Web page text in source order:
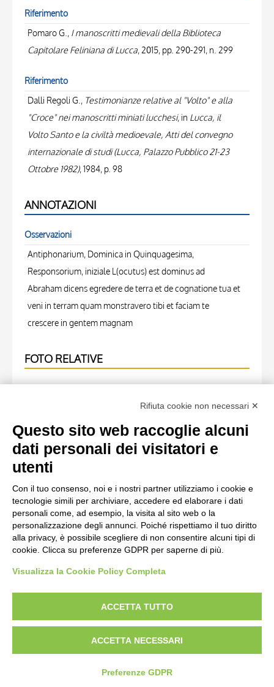
Riferimento
Pomaro G., I manoscritti medievali della Biblioteca
Capitolare Feliniana di Lucca, 2015, pp. 290-291, n. 299
Riferimento
Dalli Regoli G., Testimonianze relative al "Volto" e alla
"Croce" nei manoscritti miniati lucchesi, in Lucca, il
Volto Santo e la civiltà medioevale, Atti del convegno
internazionale di studi (Lucca, Palazzo Pubblico 21-23
Ottobre 1982), 1984, p. 98
ANNOTAZIONI
Osservazioni
Antiphonarium, Dominica in Quinquagesima,
Responsorium, iniziale L(ocutus) est dominus ad
Abraham dicens egredere de terra et de cognatione tua et
veni in terram quam monstravero tibi et faciam te
crescere in gentem magnam
FOTO RELATIVE
Scheda foto
Università di Pisa. Dipartimento di Storia delle Arti ,
Anonimo italiano - sec. XII, inizio - Lucca, Biblioteca
Capitolare Feliniana, Ms. 603, f. 54r, particolare , fronte
Scheda foto
Università di Pisa. Dipartimento di Storia delle Arti ,
Anonimo italiano - sec. XII, inizio - Lucca, Biblioteca
Capitolare Feliniana, Ms. 603, f. 54r, particolare , retro
diritto d’autore, legge 22 aprile 1941 n. 633. I diritti degli autori, degli artisti e
dei fotografi che hanno realizzato le opere e le immagini, degli enti e delle
istituzioni che ne sono proprietari, sono riservati. Si vieta quindi la
riproduzione con qualsiasi mezzo effettuata, anche per uso gratuito o
personale.
Rifiuta cookie non necessari ✕
Questo sito web raccoglie alcuni
dati personali dei visitatori e
utenti
Con il tuo consenso, noi e i nostri partner utilizziamo i cookie e
tecnologie simili per archiviare, accedere ed elaborare i dati
personali come, ad esempio, la visita al sito web o la
personalizzazione degli annunci. Poiché rispettiamo il tuo diritto
alla privacy, è possibile scegliere di non consentire alcuni tipi di
cookie. Clicca su preferenze GDPR per saperne di più.
Visualizza la Cookie Policy Completa
ACCETTA TUTTO
ACCETTA NECESSARI
Preferenze GDPR